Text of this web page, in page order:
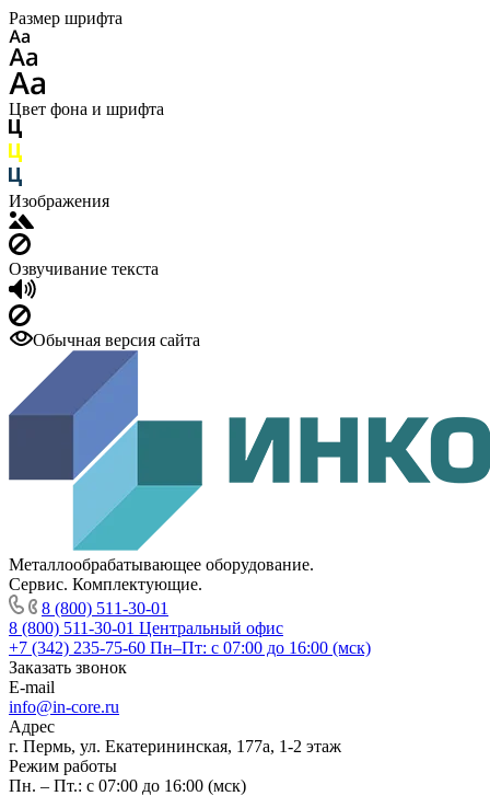
Размер шрифта
Цвет фона и шрифта
Изображения
Озвучивание текста
Обычная версия сайта
Металлообрабатывающее оборудование.
Сервис. Комплектующие.
8 (800) 511-30-01
8 (800) 511-30-01 Центральный офис
+7 (342) 235-75-60 Пн–Пт: с 07:00 до 16:00 (мск)
Заказать звонок
E-mail
info@in-core.ru
Адрес
г. Пермь, ул. ​Екатерининская, 177а, ​1-2 этаж
Режим работы
Пн. – Пт.: с 07:00 до 16:00 (мск)